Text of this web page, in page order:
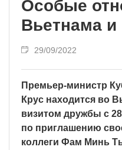
Особые
Вьетнама
29/09/2022
Премьер-министр
Крус находится во
визитом дружбы с
по приглашению
коллеги Фам Минь